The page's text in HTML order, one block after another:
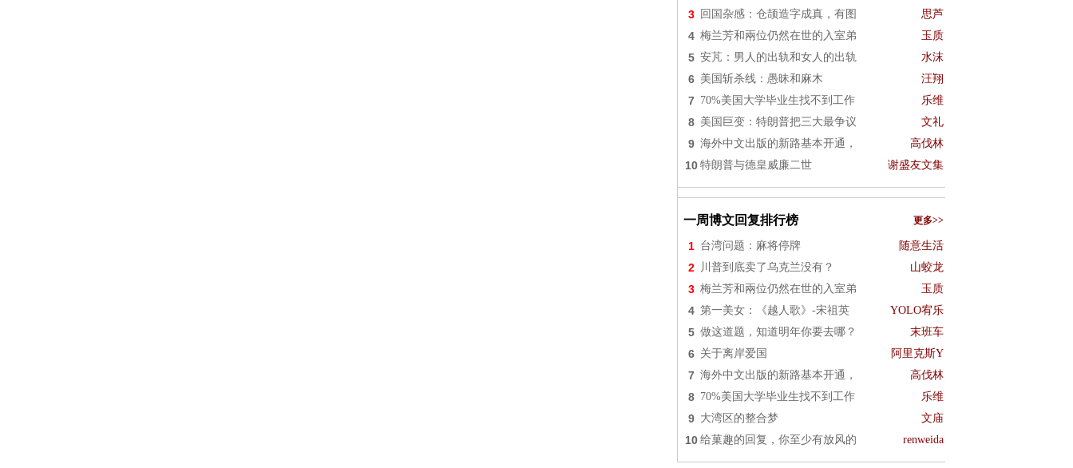
3 回国杂感：仓颉造字成真，有图 思芦
4 梅兰芳和兩位仍然在世的入室弟 玉质
5 安芃：男人的出轨和女人的出轨 水沫
6 美国斩杀线：愚昧和麻木 汪翔
7 70%美国大学毕业生找不到工作 乐维
8 美国巨变：特朗普把三大最争议 文礼
9 海外中文出版的新路基本开通， 高伐林
10 特朗普与德皇威廉二世 谢盛友文集
一周博文回复排行榜 更多>>
1 台湾问题：麻将停牌 随意生活
2 川普到底卖了乌克兰没有？ 山蛟龙
3 梅兰芳和兩位仍然在世的入室弟 玉质
4 第一美女：《越人歌》-宋祖英 YOLO宥乐
5 做这道题，知道明年你要去哪？ 末班车
6 关于离岸爱国 阿里克斯Y
7 海外中文出版的新路基本开通， 高伐林
8 70%美国大学毕业生找不到工作 乐维
9 大湾区的整合梦 文庙
10 给菓趣的回复，你至少有放风的 renweida